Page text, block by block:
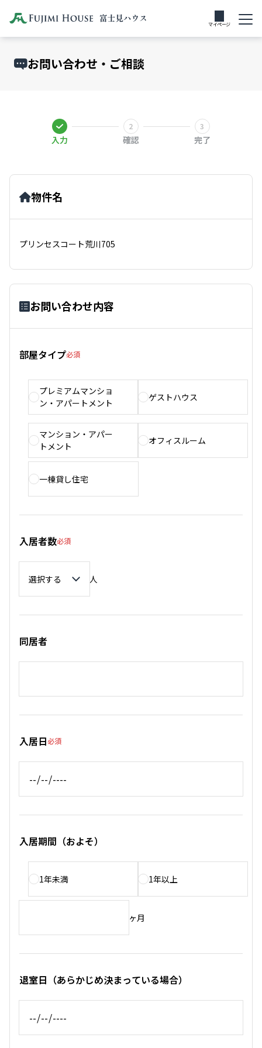
マイページ
お問い合わせ・ご相談
入力 確認 完了
物件名
プリンセスコート荒川705
お問い合わせ内容
部屋タイプ必須
プレミアムマンショ
ン・アパートメント
ゲストハウス
マンション・アパー
トメント
オフィスルーム
一棟貸し住宅
入居者数必須
人
同居者
入居日必須
入居期間（およそ）
1年未満 1年以上
ヶ月
退室日（あらかじめ決まっている場合）